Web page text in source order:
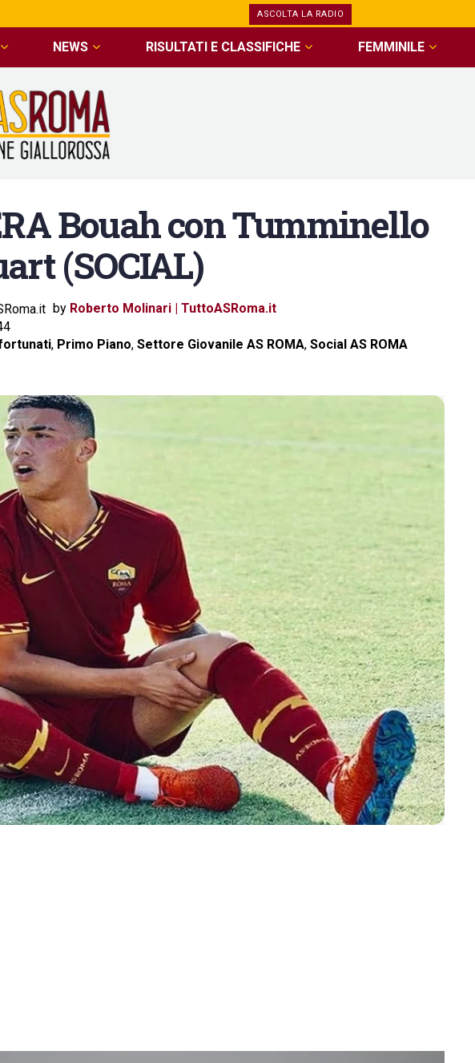
ASCOLTA LA RADIO
NEWS RISULTATI E CLASSIFICHE FEMMINILE
Bouah con Tumminello
(SOCIAL)
by Roberto Molinari | TuttoASRoma.it
, Primo Piano, Settore Giovanile AS ROMA, Social AS ROMA